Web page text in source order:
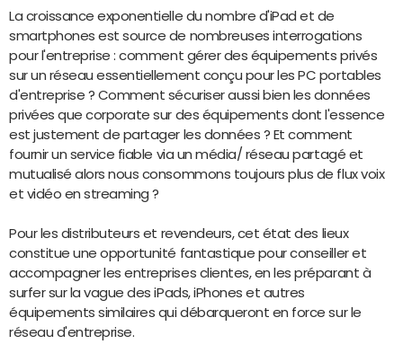
La croissance exponentielle du nombre d'iPad et de
smartphones est source de nombreuses interrogations
pour l'entreprise : comment gérer des équipements privés
sur un réseau essentiellement conçu pour les PC portables
d'entreprise ? Comment sécuriser aussi bien les données
privées que corporate sur des équipements dont l'essence
est justement de partager les données ? Et comment
fournir un service fiable via un média/ réseau partagé et
mutualisé alors nous consommons toujours plus de flux voix
et vidéo en streaming ?
Pour les distributeurs et revendeurs, cet état des lieux
constitue une opportunité fantastique pour conseiller et
accompagner les entreprises clientes, en les préparant à
surfer sur la vague des iPads, iPhones et autres
équipements similaires qui débarqueront en force sur le
réseau d'entreprise.